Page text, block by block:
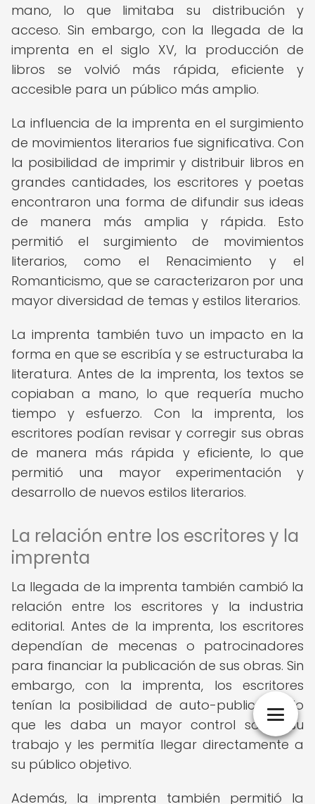
mano, lo que limitaba su distribución y
acceso. Sin embargo, con la llegada de la
imprenta en el siglo XV, la producción de
libros se volvió más rápida, eficiente y
accesible para un público más amplio.
La influencia de la imprenta en el surgimiento
de movimientos literarios fue significativa. Con
la posibilidad de imprimir y distribuir libros en
grandes cantidades, los escritores y poetas
encontraron una forma de difundir sus ideas
de manera más amplia y rápida. Esto
permitió el surgimiento de movimientos
literarios, como el Renacimiento y el
Romanticismo, que se caracterizaron por una
mayor diversidad de temas y estilos literarios.
La imprenta también tuvo un impacto en la
forma en que se escribía y se estructuraba la
literatura. Antes de la imprenta, los textos se
copiaban a mano, lo que requería mucho
tiempo y esfuerzo. Con la imprenta, los
escritores podían revisar y corregir sus obras
de manera más rápida y eficiente, lo que
permitió una mayor experimentación y
desarrollo de nuevos estilos literarios.
La relación entre los escritores y la
imprenta
La llegada de la imprenta también cambió la
relación entre los escritores y la industria
editorial. Antes de la imprenta, los escritores
dependían de mecenas o patrocinadores
para financiar la publicación de sus obras. Sin
embargo, con la imprenta, los escritores
tenían la posibilidad de auto-publicarse, lo
que les daba un mayor control sobre su
trabajo y les permitía llegar directamente a
su público objetivo.
Además, la imprenta también permitió la